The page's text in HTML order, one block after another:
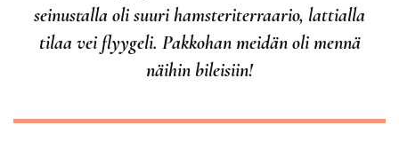
seinustalla oli suuri hamsteriterraario, lattialla
tilaa vei flyygeli. Pakkohan meidän oli mennä
näihin bileisiin!